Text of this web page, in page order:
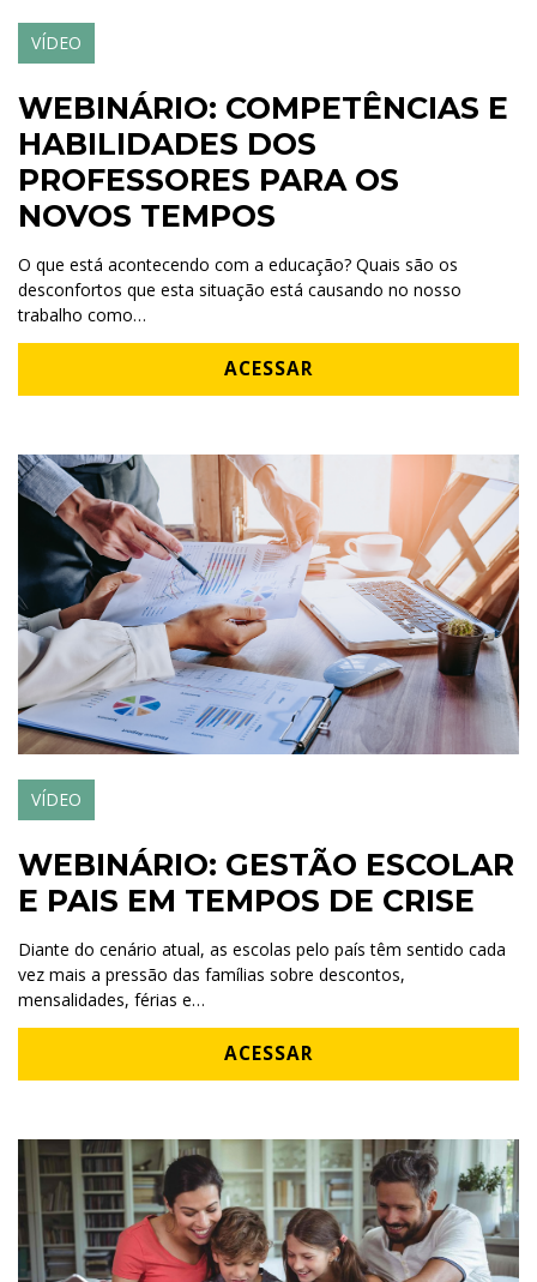
VÍDEO
WEBINÁRIO: COMPETÊNCIAS E
HABILIDADES DOS
PROFESSORES PARA OS
NOVOS TEMPOS
O que está acontecendo com a educação? Quais são os
desconfortos que esta situação está causando no nosso
trabalho como…
ACESSAR
VÍDEO
WEBINÁRIO: GESTÃO ESCOLAR
E PAIS EM TEMPOS DE CRISE
Diante do cenário atual, as escolas pelo país têm sentido cada
vez mais a pressão das famílias sobre descontos,
mensalidades, férias e…
ACESSAR